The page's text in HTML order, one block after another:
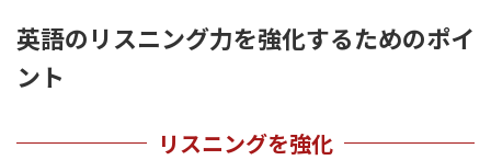
英語のリスニング力を強化するためのポイ
ント
リスニングを強化